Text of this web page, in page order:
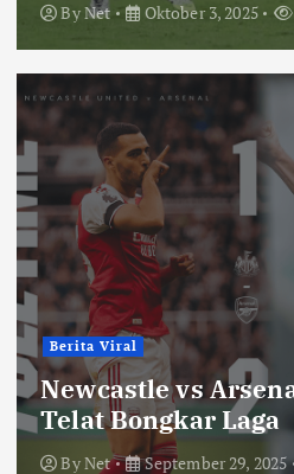
ByNet Oktober 3, 2025
Berita Viral
Newcastle vs
Telat Bongkar Laga
ByNet September 29, 2025